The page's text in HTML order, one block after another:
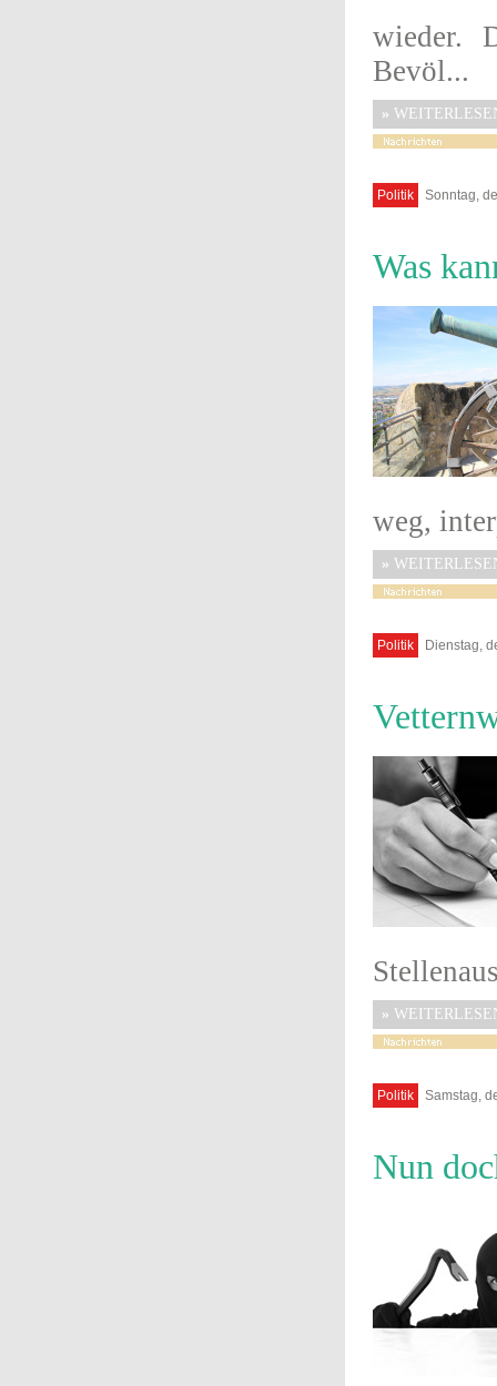
wieder.
Bevöl...
»
Politik Sonntag,
Was
weg,
»
Politik Dienstag,
»
Politik Samstag,
Nun